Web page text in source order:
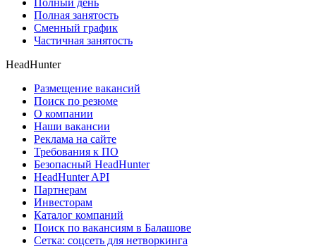
Полная занятость
Сменный график
Частичная занятость
HeadHunter
Размещение вакансий
Поиск по резюме
О компании
Наши вакансии
Реклама на сайте
Требования к ПО
Безопасный HeadHunter
HeadHunter API
Партнерам
Инвесторам
Каталог компаний
Поиск по вакансиям в Балашове
Сетка: соцсеть для нетворкинга